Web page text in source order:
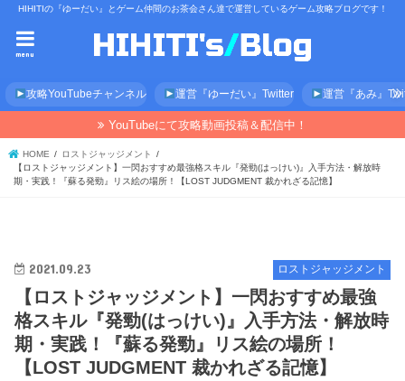
HIHITIの『ゆーだい』とゲーム仲間のお茶会さん達で運営しているゲーム攻略ブログです！
menu
攻略YouTubeチャンネル 運営『ゆーだい』Twitter 運営『あみ』
YouTubeにて攻略動画投稿＆配信中！
HOME
ロストジャッジメント
【ロストジャッジメント】一閃おすすめ最強格スキル『発勁(はっけい)』入手方法・解放時
期・実践！『蘇る発勁』リス絵の場所！【LOST JUDGMENT 裁かれざる記憶】
ロストジャッジメント
2021.09.23
【ロストジャッジメント】一閃おすすめ最強
格スキル『発勁(はっけい)』入手方法・解放時
期・実践！『蘇る発勁』リス絵の場所！
【LOST JUDGMENT 裁かれざる記憶】